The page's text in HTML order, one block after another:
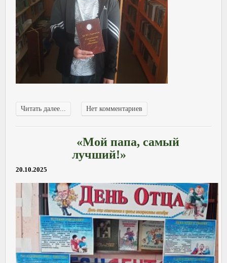
Читать далее... Нет комментариев
«Мой папа, самый
лучший!»
20.10.2025